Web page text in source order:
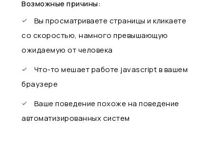
Возможные причины:
Вы просматриваете страницы и кликаете
со скоростью, намного превышающую
ожидаемую от человека
Что-то мешает работе javascript в вашем
браузере
Ваше поведение похоже на поведение
автоматизированных систем